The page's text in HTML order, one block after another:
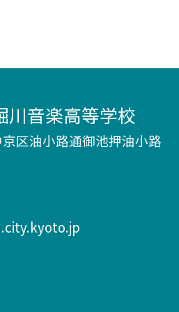
川音楽高等学校
京区油小路通御池押油小路